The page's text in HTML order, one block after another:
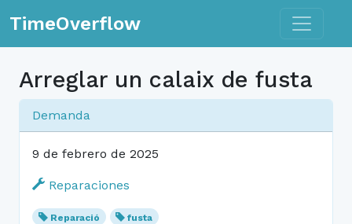
TimeOverflow Toggle
Arreglar un calaix de fusta
Demanda
9 de febrero de 2025
Reparaciones
Reparació fusta